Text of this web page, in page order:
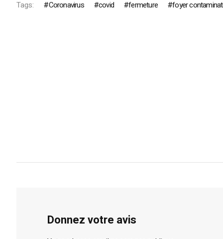
Tags: Coronavirus covid fermeture foyer
Donnez votre avis